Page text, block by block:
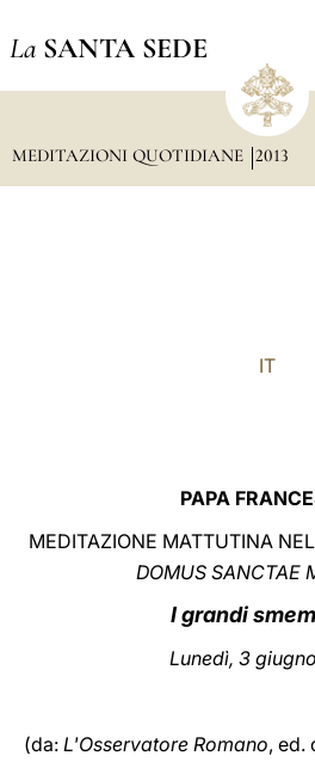
La SANTA SEDE
MEDITAZIONI QUOTIDIANE 2013
IT
PAPA
MEDITAZIONE MATTUTINA
DOMUS SANCTAE
I grandi
Lunedì, 3
(da: L'Osservatore Romano, ed.